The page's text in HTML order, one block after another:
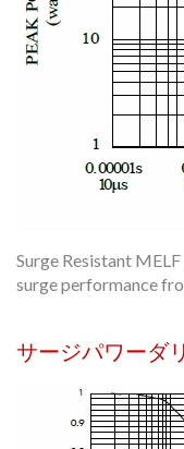
Surge Resistant
surge performance
サージパワーダ